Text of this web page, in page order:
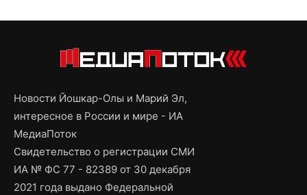
Новости Йошкар-Олы и Марий Эл,
интересное в России и мире - ИА
МедиаПоток
Свидетельство о регистрации СМИ
ИА № ФС 77 - 82389 от 30 декабря
2021 года выдано Федеральной